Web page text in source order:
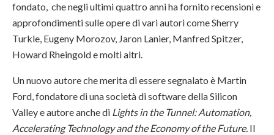
fondato, che negli ultimi quattro anni ha fornito recensioni e
approfondimenti sulle opere di vari autori come Sherry
Turkle, Eugeny Morozov, Jaron Lanier, Manfred Spitzer,
Howard Rheingold e molti altri.
Un nuovo autore che merita di essere segnalato è Martin
Ford, fondatore di una società di software della Silicon
Valley e autore anche di Lights in the Tunnel: Automation,
Accelerating Technology and the Economy of the Future. Il